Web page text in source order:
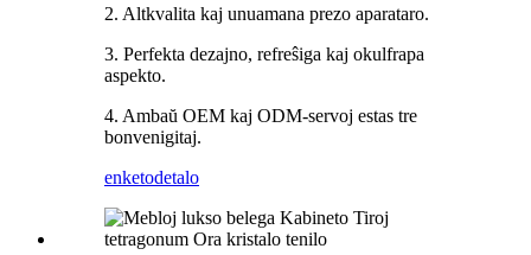
2. Altkvalita kaj unuamana prezo aparataro.
3. Perfekta dezajno, refreŝiga kaj okulfrapa
aspekto.
4. Ambaŭ OEM kaj ODM-servoj estas tre
bonvenigitaj.
enketodetalo